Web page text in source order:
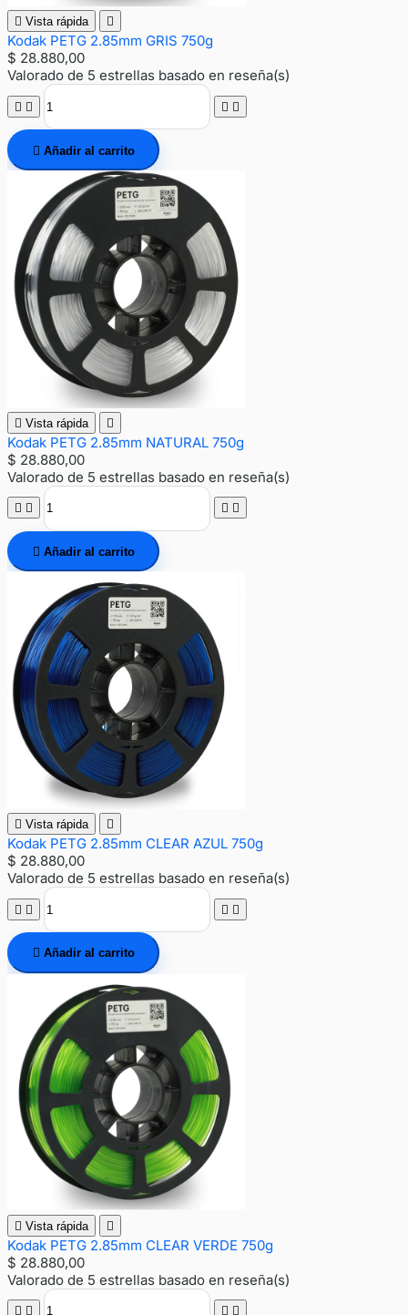
 Vista rápida 
Kodak PETG 2.85mm GRIS 750g
$ 28.880,00
Valorado de 5 estrellas basado en reseña(s)
   
 Añadir al carrito
 Vista rápida 
Kodak PETG 2.85mm NATURAL 750g
$ 28.880,00
Valorado de 5 estrellas basado en reseña(s)
   
 Añadir al carrito
 Vista rápida 
Kodak PETG 2.85mm CLEAR AZUL 750g
$ 28.880,00
Valorado de 5 estrellas basado en reseña(s)
   
 Añadir al carrito
 Vista rápida 
Kodak PETG 2.85mm CLEAR VERDE 750g
$ 28.880,00
Valorado de 5 estrellas basado en reseña(s)
   